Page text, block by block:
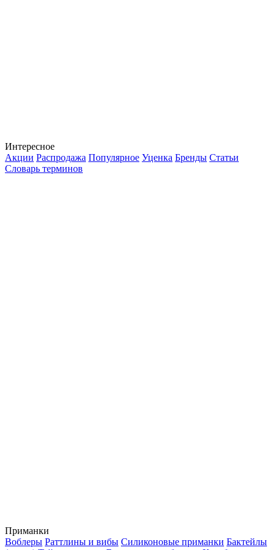
Интересное
Акции Распродажа Популярное Уценка Бренды Статьи
Словарь терминов
Приманки
Воблеры Раттлины и вибы Силиконовые приманки Бактейлы